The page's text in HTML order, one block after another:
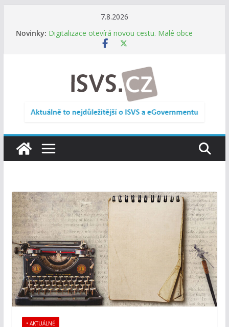
7.8.2026
Novinky: Digitalizace otevírá novou cestu. Malé obce
nemusí zanikat, mohou více spolupracovat
DIA: Informační systém dlouhodobého řízení
(ISDŘ) je od července v plném provozu
RVIS – Výbor pro architekturu a řízení ICT
zveřejnil materiály z nového jednání
Informace o obcích vždy po ruce. SMS ČR spouští
• AKTUÁLNĚ